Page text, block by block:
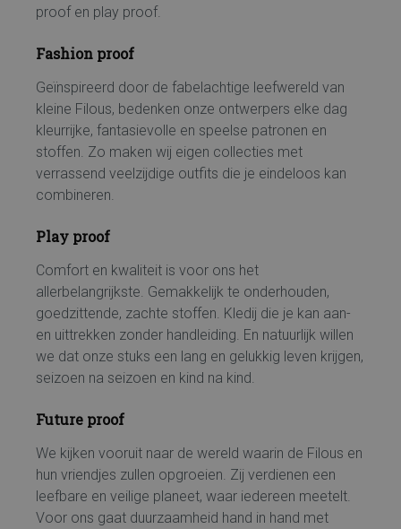
proof en play proof.
Fashion proof
Geïnspireerd door de fabelachtige leefwereld van
kleine Filous, bedenken onze ontwerpers elke dag
kleurrijke, fantasievolle en speelse patronen en
stoffen. Zo maken wij eigen collecties met
verrassend veelzijdige outfits die je eindeloos kan
combineren.
Play proof
Comfort en kwaliteit is voor ons het
allerbelangrijkste. Gemakkelijk te onderhouden,
goedzittende, zachte stoffen. Kledij die je kan aan-
en uittrekken zonder handleiding. En natuurlijk willen
we dat onze stuks een lang en gelukkig leven krijgen,
seizoen na seizoen en kind na kind.
Future proof
We kijken vooruit naar de wereld waarin de Filous en
hun vriendjes zullen opgroeien. Zij verdienen een
leefbare en veilige planeet, waar iedereen meetelt.
Voor ons gaat duurzaamheid hand in hand met